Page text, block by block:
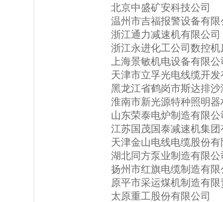
北京中盛矿安科技公司
温州市吉福报警设备有限
浙江通力减速机有限公司
浙江永进化工公司数控
上海景敏机电设备有限公
天津市立孚光电线缆开
黑龙江省鹤岗市斯达排
淮南市新光源特种照明
山东荣泰电炉制造有限公
江苏国茂国泰减速机集
天津金山电线电缆股份
湖北同方泵业制造有限公
扬州市红旗电缆制造有限
原平市采运煤机制造有
太原重工股份有限公司